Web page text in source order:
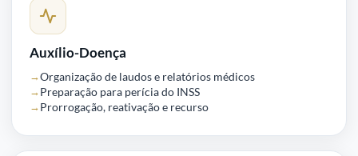
Auxílio-Doença
Organização de laudos e relatórios médicos
Preparação para perícia do INSS
Prorrogação, reativação e recurso